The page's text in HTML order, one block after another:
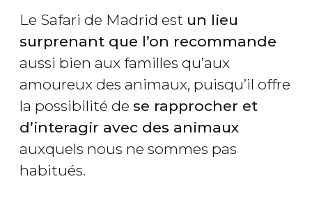
Le Safari de Madrid est un lieu
surprenant que l’on recommande
aussi bien aux familles qu’aux
amoureux des animaux, puisqu’il offre
la possibilité de se rapprocher et
d’interagir avec des animaux
auxquels nous ne sommes pas
habitués.